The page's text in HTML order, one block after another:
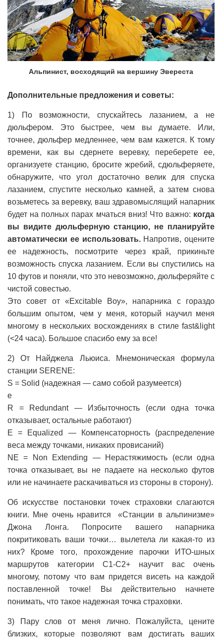
Альпинист, восходящий на вершину Эвереста
Дополнительные предложения и советы:
1) По возможности, спускайтесь лазанием, а не
дюльфером. Это быстрее, чем вы думаете. Или,
точнее, дюльфер медленнее, чем вам кажется. К тому
времени, как вы сдернете веревку, переберете ее,
организуете станцию, бросите жребий, сдюльферяете,
обнаружите, что угол достаточно велик для спуска
лазанием, спустите несколько камней, а затем снова
возьметесь за веревку, ваш здравомыслящий напарник
будет на полных парах мчаться вниз! Что важно: когда
вы видите дюльферную станцию, не планируйте
автоматически ее использовать.Напротив, оцените
ее надежность, посмотрите через край, прикиньте
возможность спуска лазанием. Если вы спустились на
10 футов и поняли, что это невозможно, дюльферяйте с
чистой совестью.
Это совет от «Excitable Boy», напарника с гораздо
большим опытом, чем у меня, который научил меня
многому в нескольких восхождениях в стиле fast&light
(<24 часа). Большое спасибо ему за все!
2) От Найджела Льюиса. Мнемоническая формула
станции SERENE:
S = Solid (надежная — само собой разумеется)
е
R = Redundant — Избыточность (если одна точка
отказывает, остальные работают)
E = Equalized — Компенсаторность (распределение
веса между точками, никаких провисаний)
NE = Non Extending — Нерастяжимость (если одна
точка отказывает, вы не падаете на несколько футов
или не начинаете раскачиваться из стороны в сторону).
Об искусстве постановки точек страховки слагаются
книги. Мне очень нравится «Станции в альпинизме»
Джона Лонга. Попросите вашего напарника
покритиковать ваши точки… вылетела ли какая-то из
них? Кроме того, прохождение парочки ИТО-шных
маршрутов категории C1-C2+ научит вас очень
многому, потому что вам придется висеть на каждой
поставленной точке! Вы действительно начнете
понимать, что такое надежная точка страховки.
3) Пару слов от меня лично. Пожалуйста, цените
близких, которые позволяют вам достигать ваших